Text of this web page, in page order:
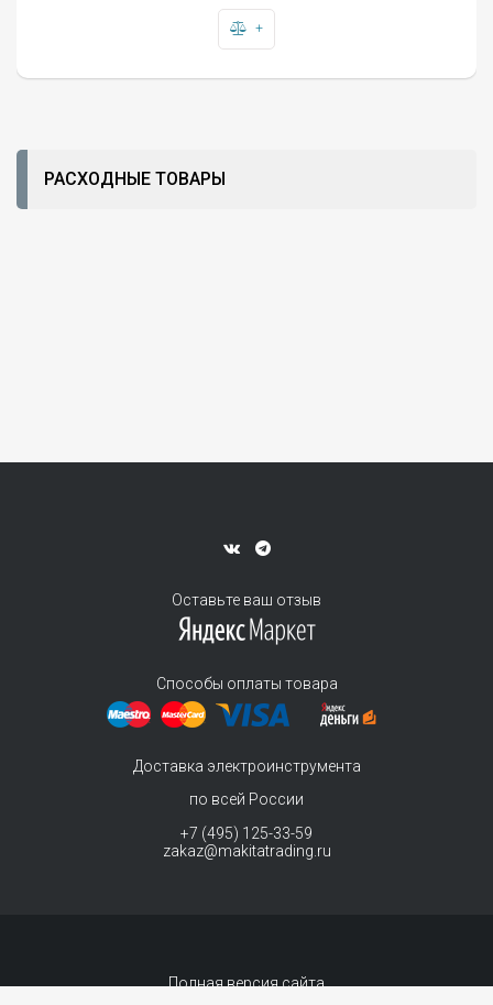
+
РАСХОДНЫЕ ТОВАРЫ
Оставьте ваш отзыв
Способы оплаты товара
Доставка электроинструмента
по всей России
+7 (495) 125-33-59
zakaz@makitatrading.ru
Полная версия сайта